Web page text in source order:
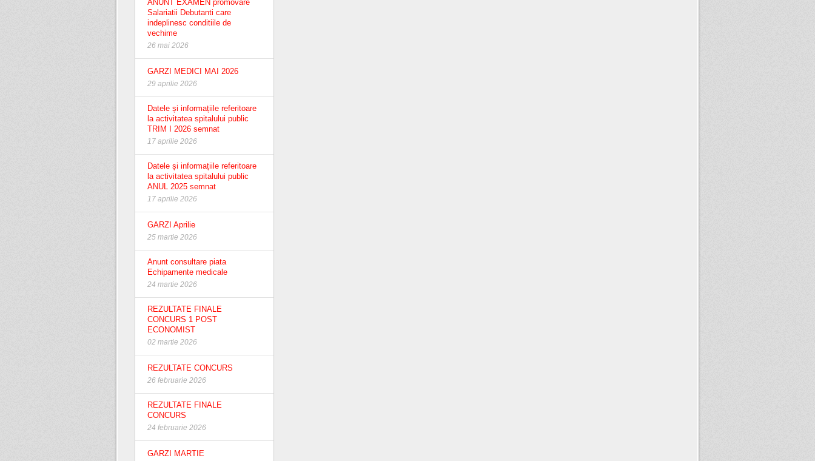
ANUNT EXAMEN promovare
Salariatii Debutanti care
indeplinesc conditiile de
vechime
26 mai 2026
GARZI MEDICI MAI 2026
29 aprilie 2026
Datele și informațiile referitoare
la activitatea spitalului public
TRIM I 2026 semnat
17 aprilie 2026
Datele și informațiile referitoare
la activitatea spitalului public
ANUL 2025 semnat
17 aprilie 2026
GARZI Aprilie
25 martie 2026
Anunt consultare piata
Echipamente medicale
24 martie 2026
REZULTATE FINALE
CONCURS 1 POST
ECONOMIST
02 martie 2026
REZULTATE CONCURS
26 februarie 2026
REZULTATE FINALE
CONCURS
24 februarie 2026
GARZI MARTIE